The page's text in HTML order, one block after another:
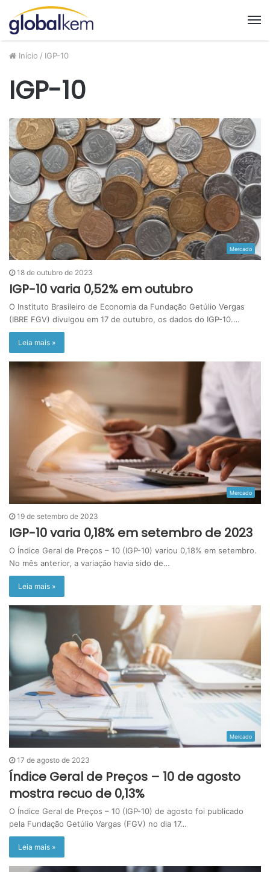
Início / IGP-10
IGP-10
Mercado
18 de outubro de 2023
IGP-10 varia 0,52% em outubro
O Instituto Brasileiro de Economia da Fundação Getúlio Vergas
(IBRE FGV) divulgou em 17 de outubro, os dados do IGP-10.…
Leia mais »
Mercado
19 de setembro de 2023
IGP-10 varia 0,18% em setembro de 2023
O Índice Geral de Preços – 10 (IGP-10) variou 0,18% em setembro.
No mês anterior, a variação havia sido de…
Leia mais »
Mercado
17 de agosto de 2023
Índice Geral de Preços – 10 de agosto
mostra recuo de 0,13%
O Índice Geral de Preços – 10 (IGP-10) de agosto foi publicado
pela Fundação Getúlio Vargas (FGV) no dia 17…
Leia mais »